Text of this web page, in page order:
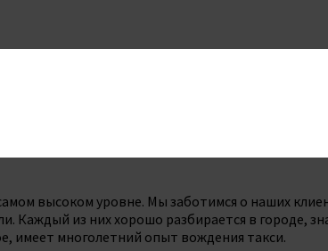
высоком уровне. Мы заботимся о наших
из них хорошо разбирается в городе,
имеет многолетний опыт вождения такси.